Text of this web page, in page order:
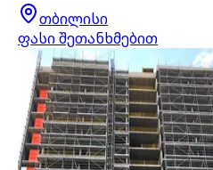
თბილისი
ფასი შეთანხმებით